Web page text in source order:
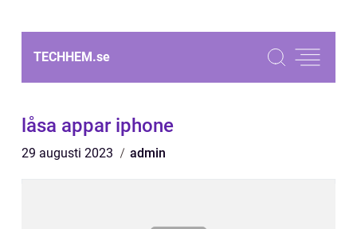
TECHHEM.se
låsa appar iphone
29 augusti 2023 admin